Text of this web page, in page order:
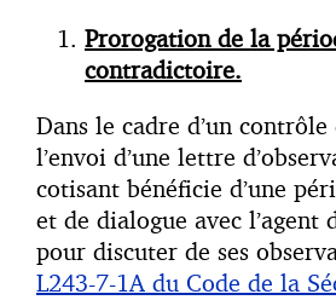
Prorogation de la
contradictoire.
Dans le cadre d’un
l’envoi d’une lettre
cotisant bénéficie d’une
et de dialogue avec l’agent
pour discuter de ses
L243-7-1A du Code de la